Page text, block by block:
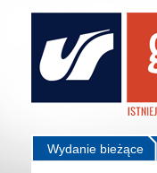
Wydanie bieżące